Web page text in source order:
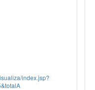
index.jsp?